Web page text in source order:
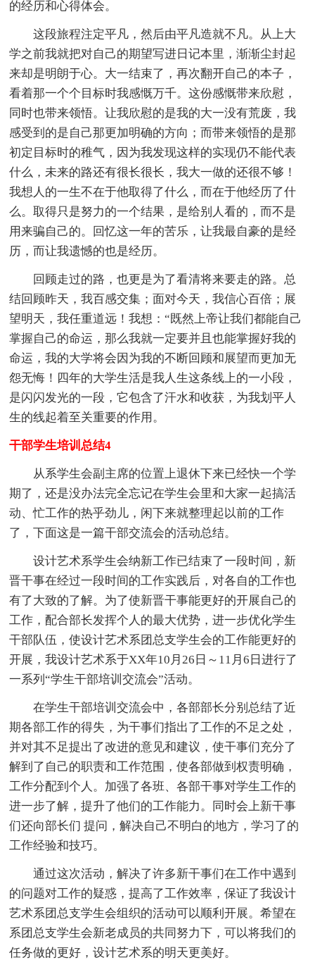
的经历和心得体会。
这段旅程注定平凡，然后由平凡造就不凡。从上大
学之前我就把对自己的期望写进日记本里，渐渐尘封起
来却是明朗于心。大一结束了，再次翻开自己的本子，
看着那一个个目标时我感慨万千。这份感慨带来欣慰，
同时也带来领悟。让我欣慰的是我的大一没有荒废，我
感受到的是自己那更加明确的方向；而带来领悟的是那
初定目标时的稚气，因为我发现这样的实现仍不能代表
什么，未来的路还有很长很长，我大一做的还很不够！
我想人的一生不在于他取得了什么，而在于他经历了什
么。取得只是努力的一个结果，是给别人看的，而不是
用来骗自己的。回忆这一年的苦乐，让我最自豪的是经
历，而让我遗憾的也是经历。
回顾走过的路，也更是为了看清将来要走的路。总
结回顾昨天，我百感交集；面对今天，我信心百倍；展
望明天，我任重道远！我想：“既然上帝让我们都能自己
掌握自己的命运，那么我就一定要并且也能掌握好我的
命运，我的大学将会因为我的不断回顾和展望而更加无
怨无悔！四年的大学生活是我人生这条线上的一小段，
是闪闪发光的一段，它包含了汗水和收获，为我划平人
生的线起着至关重要的作用。
干部学生培训总结4
从系学生会副主席的位置上退休下来已经快一个学
期了，还是没办法完全忘记在学生会里和大家一起搞活
动、忙工作的热乎劲儿，闲下来就整理起以前的工作
了，下面这是一篇干部交流会的活动总结。
设计艺术系学生会纳新工作已结束了一段时间，新
晋干事在经过一段时间的工作实践后，对各自的工作也
有了大致的了解。为了使新晋干事能更好的开展自己的
工作，配合部长发挥个人的最大优势，进一步优化学生
干部队伍，使设计艺术系团总支学生会的工作能更好的
开展，我设计艺术系于XX年10月26日～11月6日进行了
一系列“学生干部培训交流会”活动。
在学生干部培训交流会中，各部部长分别总结了近
期各部工作的得失，为干事们指出了工作的不足之处，
并对其不足提出了改进的意见和建议，使干事们充分了
解到了自己的职责和工作范围，使各部做到权责明确，
工作分配到个人。加强了各班、各部干事对学生工作的
进一步了解，提升了他们的工作能力。同时会上新干事
们还向部长们 提问，解决自己不明白的地方，学习了的
工作经验和技巧。
通过这次活动，解决了许多新干事们在工作中遇到
的问题对工作的疑惑，提高了工作效率，保证了我设计
艺术系团总支学生会组织的活动可以顺利开展。希望在
系团总支学生会新老成员的共同努力下，可以将我们的
任务做的更好，设计艺术系的明天更美好。